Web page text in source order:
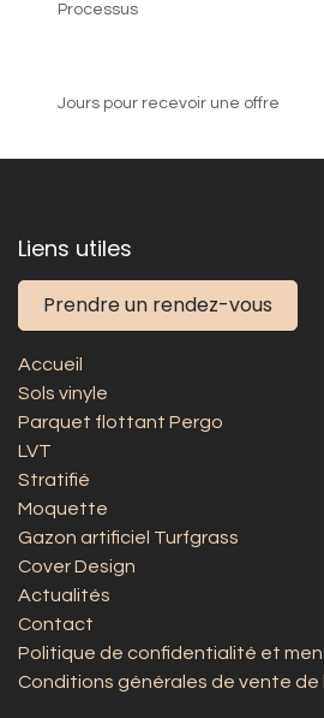
Processus
Jours pour recevoir une offre
Liens utiles
Prendre un rendez-vous
Accueil
Sols vinyle
Parquet flottant Pergo
LVT
Stratifié
Moquette
Gazon artificiel Turfgrass
Cover Design
Actualités
Contact
Politique de confidentialité et
Conditions générales de vente de